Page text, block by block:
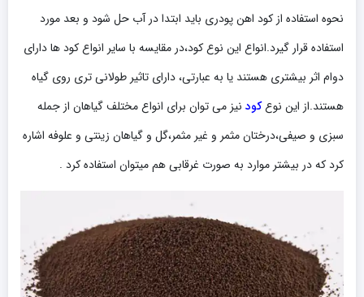
نحوه استفاده از کود اهن پودری باید ابتدا در آب حل شود و بعد مورد
استفاده قرار گیرد.انواع این نوع کود،در مقایسه با سایر انواع کود ها دارای
دوام اثر بیشتری هستند یا به عبارتی، دارای تاثیر طولانی تری روی گیاه
هستند.از این نوعکود نیز می توان برای انواع مختلف گیاهان از جمله
سبزی و صیفی،درختان مثمر و غیر مثمر،گل و گیاهان زینتی و علوفه اشاره
کرد که در بیشتر موارد به صورت غرقابی هم میتوان استفاده کرد .